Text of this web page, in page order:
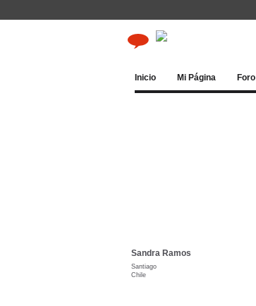
Inicio Mi Página Foro
Sandra Ramos
Santiago
Chile